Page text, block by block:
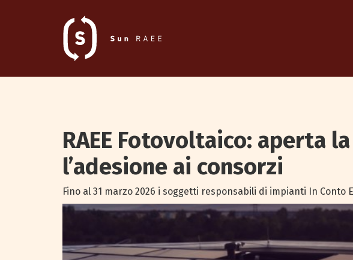
RAEE Fotovoltaico: aperta
l’adesione ai consorzi
Fino al 31 marzo 2026 i soggetti responsabili di impianti In